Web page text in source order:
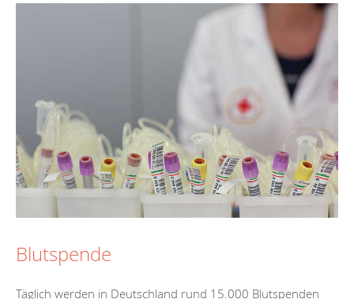
Blutspende
Täglich werden in Deutschland rund 15.000 Blutspenden